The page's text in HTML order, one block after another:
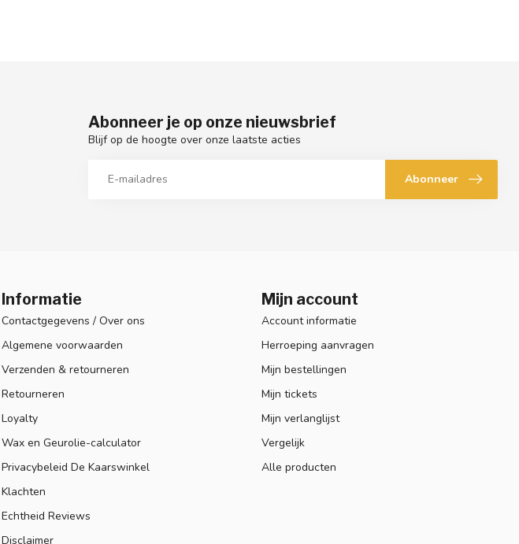
Abonneer je op onze nieuwsbrief
Blijf op de hoogte over onze laatste acties
Abonneer
Informatie
Contactgegevens / Over ons
Algemene voorwaarden
Verzenden & retourneren
Retourneren
Loyalty
Wax en Geurolie-calculator
Privacybeleid De Kaarswinkel
Klachten
Echtheid Reviews
Disclaimer
Mijn account
Account informatie
Herroeping aanvragen
Mijn bestellingen
Mijn tickets
Mijn verlanglijst
Vergelijk
Alle producten